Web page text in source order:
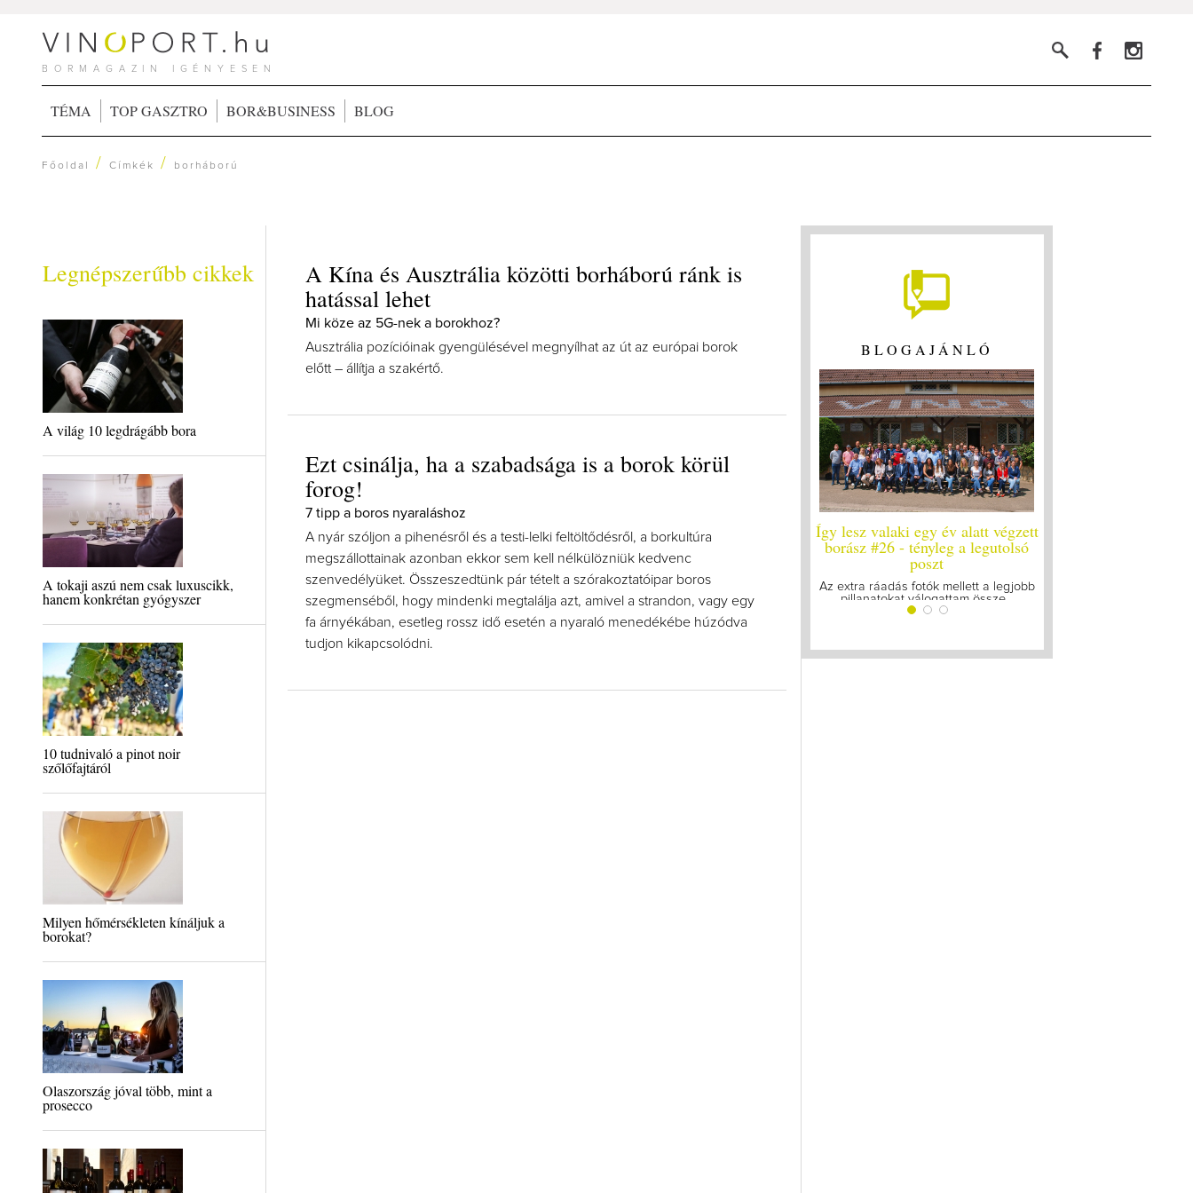
BORMAGAZIN IGÉNYESEN
TÉMA TOP GASZTRO BOR&BUSINESS BLOG
Főoldal /Címkék / borháború
Legnépszerűbb cikkek
A világ 10 legdrágább bora
A tokaji aszú nem csak luxuscikk,
hanem konkrétan gyógyszer
10 tudnivaló a pinot noir
szőlőfajtáról
Milyen hőmérsékleten kínáljuk a
borokat?
Olaszország jóval több, mint a
prosecco
A Kína és Ausztrália közötti borháború ránk is
hatással lehet
Mi köze az 5G-nek a borokhoz?
Ausztrália pozícióinak gyengülésével megnyílhat az út az európai borok
előtt – állítja a szakértő.
Ezt csinálja, ha a szabadsága is a borok körül
forog!
7 tipp a boros nyaraláshoz
A nyár szóljon a pihenésről és a testi-lelki feltöltődésről, a borkultúra
megszállottainak azonban ekkor sem kell nélkülözniük kedvenc
szenvedélyüket. Összeszedtünk pár tételt a szórakoztatóipar boros
szegmenséből, hogy mindenki megtalálja azt, amivel a strandon, vagy egy
fa árnyékában, esetleg rossz idő esetén a nyaraló menedékébe húzódva
tudjon kikapcsolódni.
BLOGAJÁNLÓ
Így lesz valaki egy év alatt végzett
borász #26 - tényleg a legutolsó
poszt
Az extra ráadás fotók mellett a legjobb
pillanatokat válogattam össze...